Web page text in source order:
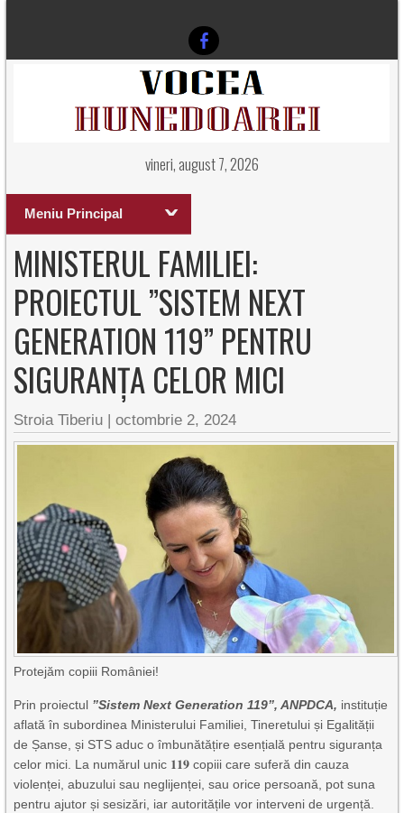
vineri, august 7, 2026
Meniu Principal
MINISTERUL FAMILIEI:
PROIECTUL ”SISTEM NEXT
GENERATION 119” PENTRU
SIGURANȚA CELOR MICI
Stroia Tiberiu |octombrie 2, 2024
Protejăm copiii României!
Prin proiectul ”Sistem Next Generation 119”, ANPDCA, instituție
aflată în subordinea Ministerului Familiei, Tineretului și Egalității
de Șanse, și STS aduc o îmbunătățire esențială pentru siguranța
celor mici. La numărul unic 𝟏𝟏𝟗 copiii care suferă din cauza
violenței, abuzului sau neglijenței, sau orice persoană, pot suna
pentru ajutor și sesizări, iar autoritățile vor interveni de urgență.